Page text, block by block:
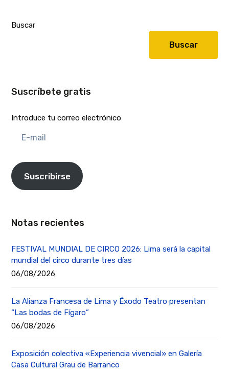
Buscar
Buscar
Suscríbete gratis
Introduce tu correo electrónico
mail
Suscribirse
Notas recientes
FESTIVAL MUNDIAL DE CIRCO 2026: Lima será la capital
mundial del circo durante tres días
06/08/2026
La Alianza Francesa de Lima y Éxodo Teatro presentan
“Las bodas de Fígaro”
06/08/2026
Exposición colectiva «Experiencia vivencial» en Galería
Casa Cultural Grau de Barranco